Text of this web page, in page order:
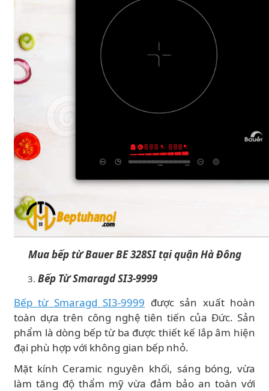
Mua bếp từ Bauer BE 328SI tại quận Hà Đông
Bếp Từ Smaragd SI3-9999
Bếp từ Smaragd SI3-9999 được sản xuất hoàn
toàn dựa trên công nghệ tiên tiến của Đức. Sản
phẩm là dòng bếp từ ba được thiết kế lắp âm hiện
đại phù hợp với không gian bếp nhỏ.
Mặt kính Ceramic nguyên khối, sáng bóng, vừa
làm tăng độ thẩm mỹ vừa đảm bảo an toàn với